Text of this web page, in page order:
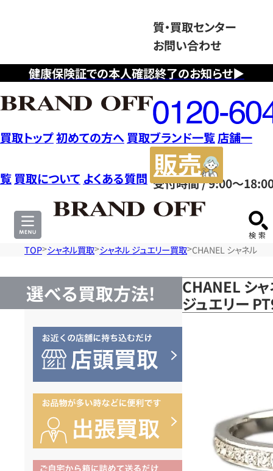
健康保険証での本人確認終了のお知らせ▶
質・買取センター
お問い合わせ
フ
リ
ー
ダ
イ
ヤ
ル
0120604117
受付時間 / 9:00～
買取トップ初めての方へ 買取ブランド一覧店舗一
覧 買取について よくある質問
サ
TOP シャネル買取 シャネル ジュエリー買取 CHANEL シャネル カ
選べる買取方法!
CHANEL シ
ジュエリー